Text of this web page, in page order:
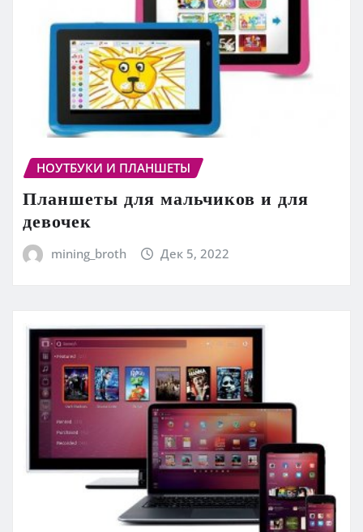
НОУТБУКИ И ПЛАНШЕТЫ
Планшеты для мальчиков и для
девочек
mining_broth Дек 5, 2022